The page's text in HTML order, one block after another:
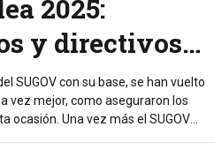
2025:
y directivos
la sacaron
SUGOV con su base, se han vuelto
vez mejor, como aseguraron los
ocasión. Una vez más el SUGOV
compromiso con la defensa de